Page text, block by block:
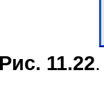
Рис. 11.22